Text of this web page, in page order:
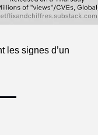
les signes d’un